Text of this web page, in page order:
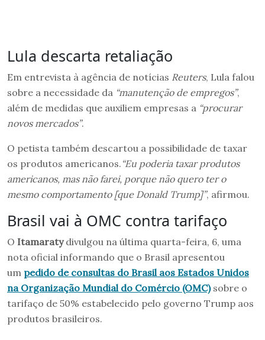
Lula descarta retaliação
Em entrevista à agência de notícias Reuters, Lula falou
sobre a necessidade da “manutenção de empregos”,
além de medidas que auxiliem empresas a “procurar
novos mercados”.
O petista também descartou a possibilidade de taxar
os produtos americanos. “Eu poderia taxar produtos
americanos, mas não farei, porque não quero ter o
mesmo comportamento [que Donald Trump]”, afirmou.
Brasil vai à OMC contra tarifaço
O Itamaratydivulgou na última quarta-feira, 6, uma
nota oficial informando que o Brasil apresentou
um pedido de consultas do Brasil aos Estados Unidos
na Organização Mundial do Comércio (OMC)sobre o
tarifaço de 50% estabelecido pelo governo Trump aos
produtos brasileiros.